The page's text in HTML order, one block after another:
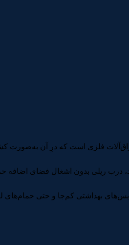
فلزی است که درِ آن به‌صورت
درب ریلی بدون اشغال فضای
بهداشتی کم‌جا و حتی حمام‌های